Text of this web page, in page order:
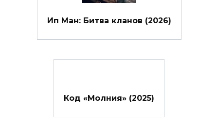
Ип Ман: Битва кланов (2026)
Код «Молния» (2025)